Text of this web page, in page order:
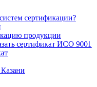
сертификации?
продукции
сертификат ИСО 9001